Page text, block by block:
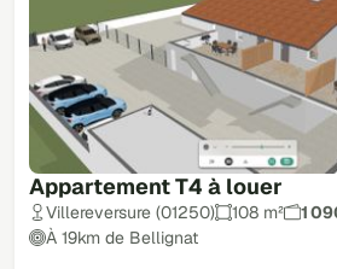
Appartement T4 à louer
Villereversure (01250) 108 m²
1
À 19km de Bellignat